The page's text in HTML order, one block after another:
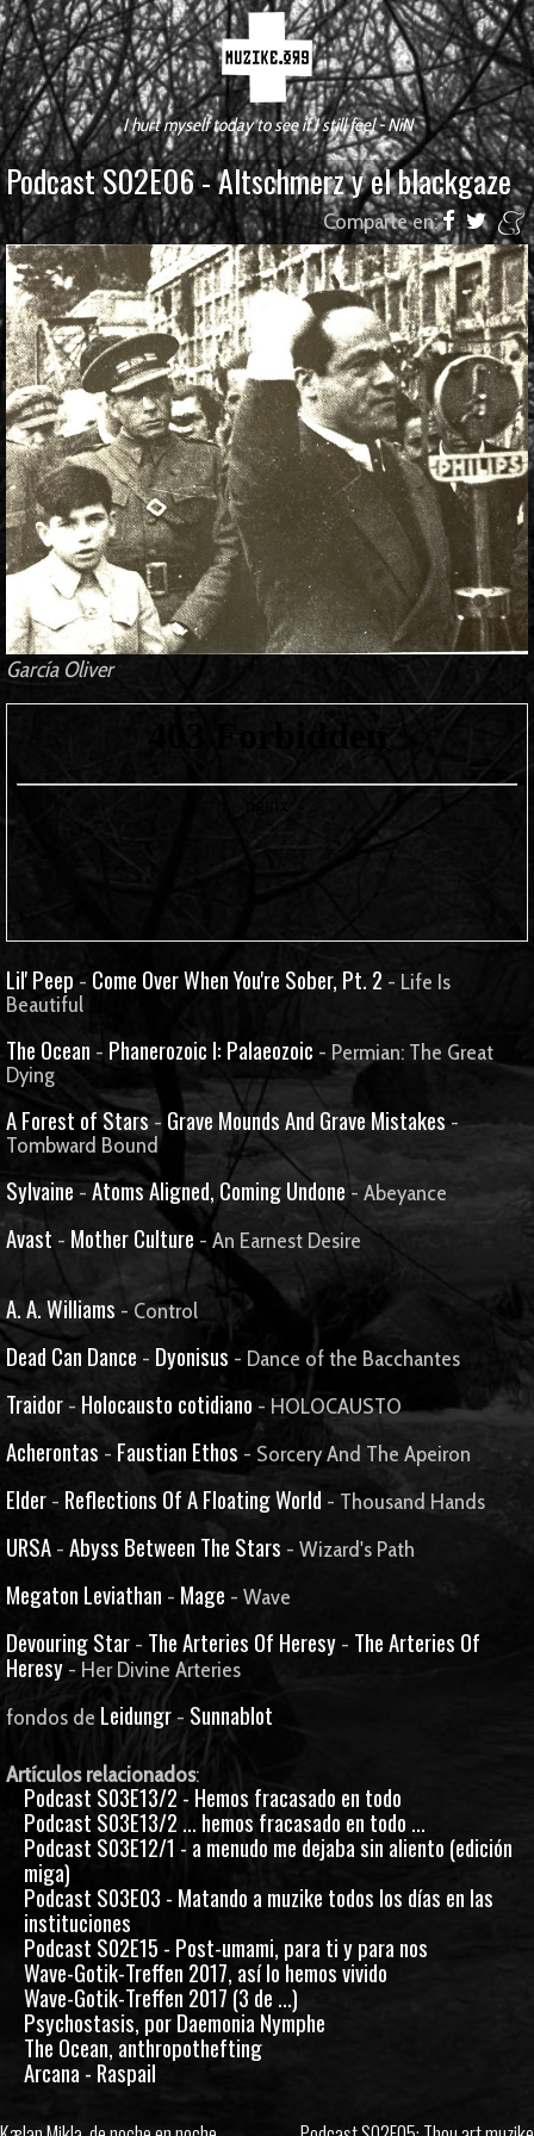
I hurt myself today to see if I still feel - NiN
Podcast S02E06 - Altschmerz y el blackgaze
Comparte en:
García Oliver
Lil' Peep - Come Over When You're Sober, Pt. 2 - Life Is
Beautiful
The Ocean - Phanerozoic I: Palaeozoic - Permian: The Great
Dying
A Forest of Stars- Grave Mounds And Grave Mistakes -
Tombward Bound
Sylvaine - Atoms Aligned, Coming Undone - Abeyance
Avast - Mother Culture - An Earnest Desire
A. A. Williams - Control
Dead Can Dance - Dyonisus - Dance of the Bacchantes
Traidor - Holocausto cotidiano - HOLOCAUSTO
Acherontas - Faustian Ethos - Sorcery And The Apeiron
Elder - Reflections Of A Floating World - Thousand Hands
URSA - Abyss Between The Stars - Wizard's Path
Megaton Leviathan - Mage - Wave
Devouring Star - The Arteries Of Heresy - The Arteries Of
Heresy - Her Divine Arteries
fondos de Leidungr - Sunnablot
Artículos relacionados:
Podcast S03E13/2 - Hemos fracasado en todo
Podcast S03E13/2 ... hemos fracasado en todo ...
Podcast S03E12/1 - a menudo me dejaba sin aliento (edición
miga)
Podcast S03E03 - Matando a muzike todos los días en las
instituciones
Podcast S02E15 - Post-umami, para ti y para nos
Wave-Gotik-Treffen 2017, así lo hemos vivido
Wave-Gotik-Treffen 2017 (3 de ...)
Psychostasis, por Daemonia Nymphe
The Ocean, anthropothefting
Arcana - Raspail